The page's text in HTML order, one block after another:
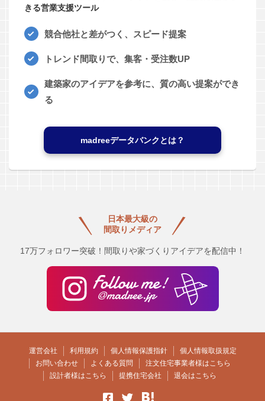
きる営業支援ツール
競合他社と差がつく、スピード提案
トレンド間取りで、集客・受注数UP
建築家のアイデアを参考に、質の高い提案ができ
る
madreeデータバンクとは？
日本最大級の
間取りメディア
17万フォロワー突破！間取りや家づくりアイデアを配信中！
運営会社 利用規約 個人情報保護指針
個人情報取扱規定
お問い合わせ
よくある質問
注文住宅事業者様はこちら
設計者様はこちら
提携住宅会社 退会はこちら